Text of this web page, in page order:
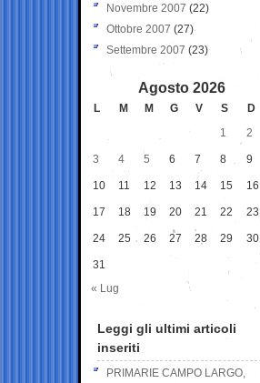
Novembre 2007 (22)
Ottobre 2007 (27)
Settembre 2007 (23)
Agosto 2026
L M M G V S
D
1
2
3 4 5 6 7 8 9
10 11 12 13 14 15 16
17 18 19 20 21 22 23
24 25 26 27 28 29 30
31
« Lug
Leggi gli ultimi articoli
inseriti
PRIMARIE CAMPO LARGO,